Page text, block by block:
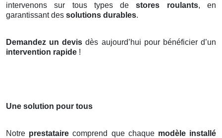
intervenons sur tous types destores roulants, en
garantissant des solutions durables.
Demandez un devis dès aujourd’hui pour bénéficier d’un
intervention rapide !
Une solution pour tous
Notre prestataire comprend que chaque modèle installé